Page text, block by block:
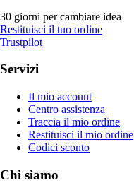
30 giorni per cambiare idea
Restituisci il tuo ordine
Trustpilot
Servizi
Il mio account
Centro assistenza
Traccia il mio ordine
Restituisci il mio ordine
Codici sconto
Chi siamo